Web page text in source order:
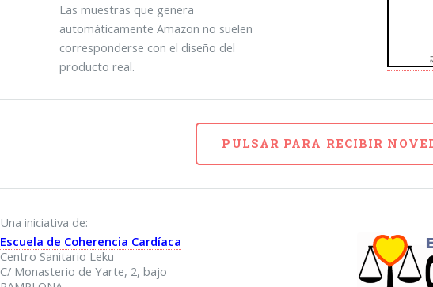
Las muestras que genera
automáticamente Amazon no suelen
corresponderse con el diseño del
producto real.
PULSAR PARA RECIBIR
Una iniciativa de:
Escuela de Coherencia Cardíaca
Centro Sanitario Leku
C/ Monasterio de Yarte, 2, bajo